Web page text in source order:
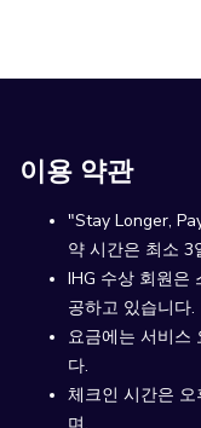
이용 약관
"Stay Longer,
약 시간은 최소 3
IHG 수상 회원은
공하고 있습니다.
요금에는 서비스
다.
체크인 시간은